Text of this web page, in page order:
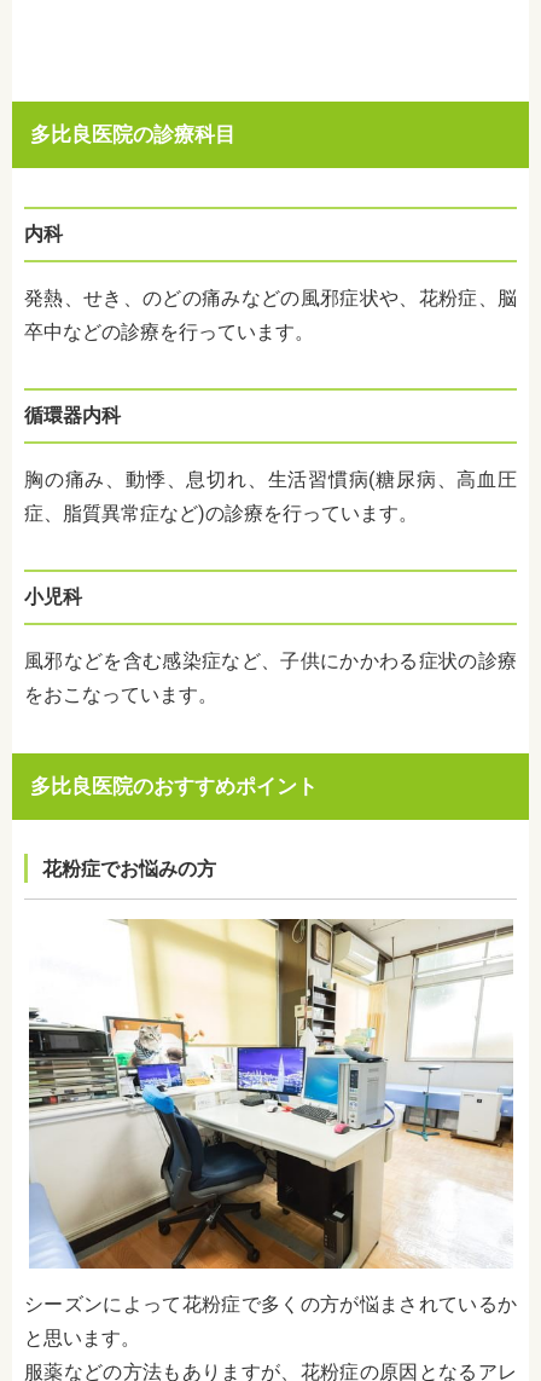
多比良医院の診療科目
内科
発熱、せき、のどの痛みなどの風邪症状や、花粉症、脳
卒中などの診療を行っています。
循環器内科
胸の痛み、動悸、息切れ、 生活習慣病(糖尿病、高血圧
症、脂質異常症など)の診療を行っています。
小児科
風邪などを含む感染症など、子供にかかわる症状の診療
をおこなっています。
多比良医院のおすすめポイント
花粉症でお悩みの方
シーズンによって花粉症で多くの方が悩まされているか
と思います。
服薬などの方法もありますが、花粉症の原因となるアレ